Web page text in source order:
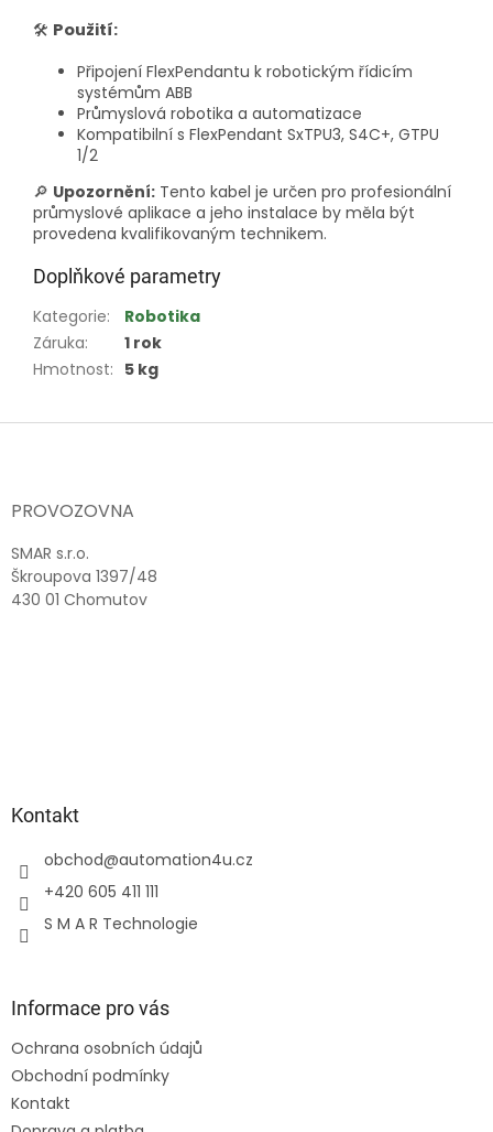
🛠 Použití:
Připojení FlexPendantu k robotickým řídicím
systémům ABB
Průmyslová robotika a automatizace
Kompatibilní s FlexPendant SxTPU3, S4C+, GTPU
1/2
🔎 Upozornění: Tento kabel je určen pro profesionální
průmyslové aplikace a jeho instalace by měla být
provedena kvalifikovaným technikem.
Doplňkové parametry
Kategorie:
Robotika
Záruka:
1 rok
Hmotnost: 5 kg
PROVOZOVNA
SMAR s.r.o.
Škroupova 1397/48
430 01 Chomutov
Kontakt
obchod@automation4u.cz
+420 605 411 111
S M A R Technologie
Informace pro vás
Ochrana osobních údajů
Obchodní podmínky
Kontakt